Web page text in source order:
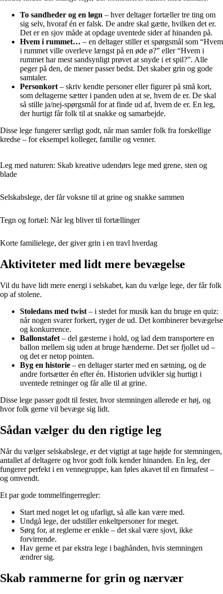
To sandheder og en løgn – hver deltager fortæller tre ting om
sig selv, hvoraf én er falsk. De andre skal gætte, hvilken det er.
Det er en sjov måde at opdage uventede sider af hinanden på.
Hvem i rummet… – en deltager stiller et spørgsmål som “Hvem
i rummet ville overleve længst på en øde ø?” eller “Hvem i
rummet har mest sandsynligt prøvet at snyde i et spil?”. Alle
peger på den, de mener passer bedst. Det skaber grin og gode
samtaler.
Personkort – skriv kendte personer eller figurer på små kort,
som deltagerne sætter i panden uden at se, hvem de er. De skal
så stille ja/nej-spørgsmål for at finde ud af, hvem de er. En leg,
der hurtigt får folk til at snakke og samarbejde.
Disse lege fungerer særligt godt, når man samler folk fra forskellige
kredse – for eksempel kolleger, familie og venner.
Leg med naturen: Skab kreative udendørs lege med grene, sten og
blade
Selskabslege, der får voksne til at grine og snakke sammen
Tegn og fortæl: Når leg bliver til fortællinger
Korte familielege, der giver grin i en travl hverdag
Aktiviteter med lidt mere bevægelse
Vil du have lidt mere energi i selskabet, kan du vælge lege, der får folk
op af stolene.
Stoledans med twist – i stedet for musik kan du bruge en quiz:
når nogen svarer forkert, ryger de ud. Det kombinerer bevægelse
og konkurrence.
Ballonstafet – del gæsterne i hold, og lad dem transportere en
ballon mellem sig uden at bruge hænderne. Det ser fjollet ud –
og det er netop pointen.
Byg en historie – en deltager starter med en sætning, og de
andre fortsætter én efter én. Historien udvikler sig hurtigt i
uventede retninger og får alle til at grine.
Disse lege passer godt til fester, hvor stemningen allerede er høj, og
hvor folk gerne vil bevæge sig lidt.
Sådan vælger du den rigtige leg
Når du vælger selskabslege, er det vigtigt at tage højde for stemningen,
antallet af deltagere og hvor godt folk kender hinanden. En leg, der
fungerer perfekt i en vennegruppe, kan føles akavet til en firmafest –
og omvendt.
Et par gode tommelfingerregler:
Start med noget let og ufarligt, så alle kan være med.
Undgå lege, der udstiller enkeltpersoner for meget.
Sørg for, at reglerne er enkle – det skal være sjovt, ikke
forvirrende.
Hav gerne et par ekstra lege i baghånden, hvis stemningen
ændrer sig.
Skab rammerne for grin og nærvær